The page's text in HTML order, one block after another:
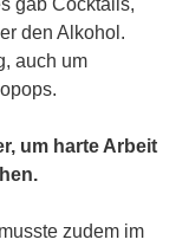
gab Cocktails,
den Alkohol.
auch um
um harte Arbeit
zudem im